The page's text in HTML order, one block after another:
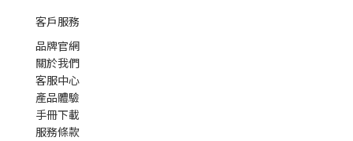
客戶服務
品牌官網
關於我們
客服中心
產品體驗
手冊下載
服務條款